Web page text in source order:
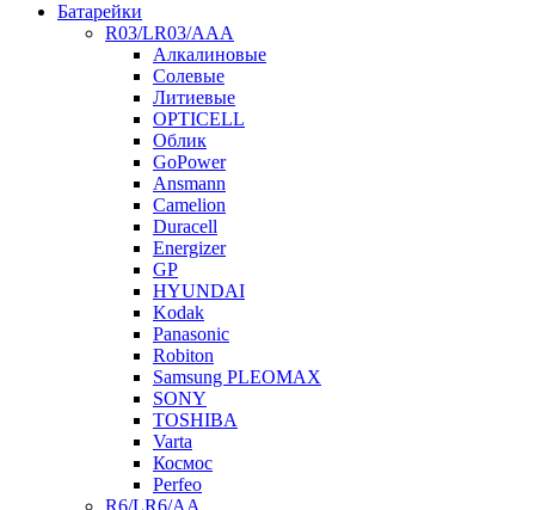
Батарейки
R03/LR03/AAA
Алкалиновые
Солевые
Литиевые
OPTICELL
Облик
GoPower
Ansmann
Camelion
Duracell
Energizer
GP
HYUNDAI
Kodak
Panasonic
Robiton
Samsung PLEOMAX
SONY
TOSHIBA
Varta
Космос
Perfeo
R6/LR6/AA